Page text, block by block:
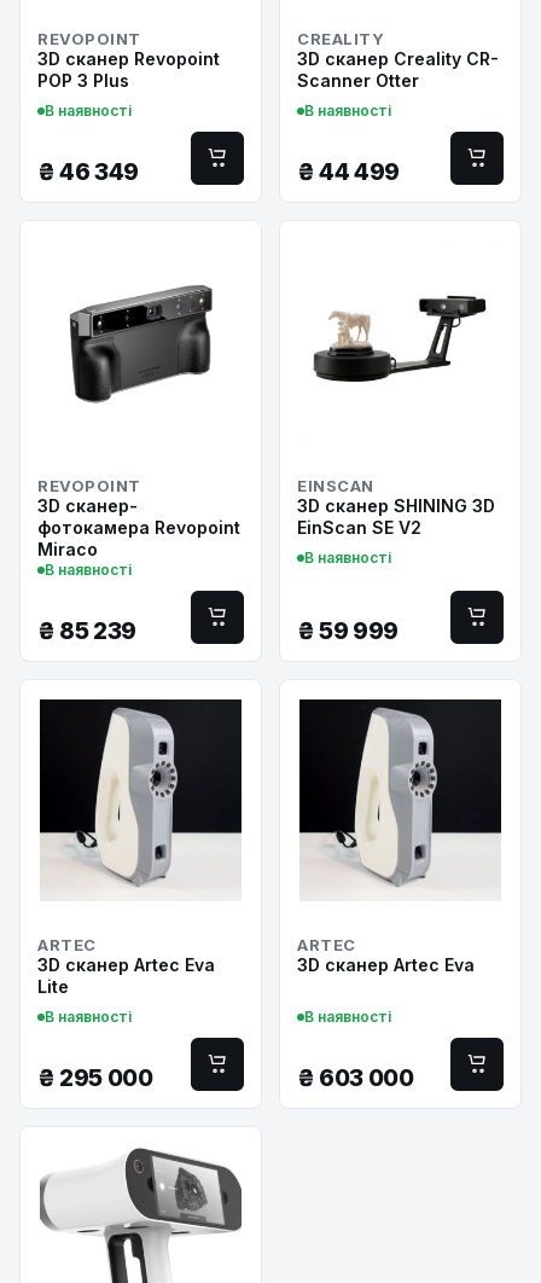
REVOPOINT
3D сканер Revopoint
POP 3 Plus
В наявності
₴ 46 349
CREALITY
3D сканер Creality CR-
Scanner Otter
В наявності
₴ 44 499
REVOPOINT
3D сканер-
фотокамера Revopoint
Miraco
В наявності
₴ 85 239
EINSCAN
3D сканер SHINING 3D
EinScan SE V2
В наявності
₴ 59 999
ARTEC
3D сканер Artec Eva
Lite
В наявності
₴ 295 000
ARTEC
3D сканер Artec Eva
В наявності
₴ 603 000